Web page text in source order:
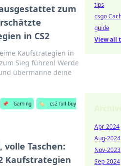
zum
in CS2
Kaufstrategien in
Sieg führen! Werde
übermanne deine
📌 Gaming 🏷️
cs2 full buy
volle Taschen:
Kaufstrategien
tips
csgo
guide
View all
Apr-2024
Aug-2024
Nov-2023
Sep-2024